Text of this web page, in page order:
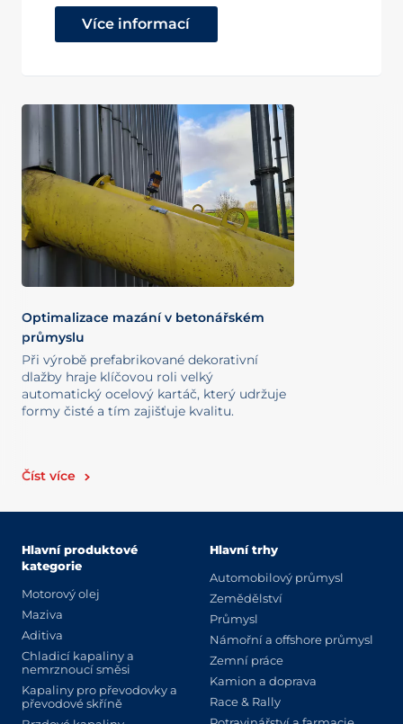
Více informací
Optimalizace mazání v betonářském
průmyslu
Při výrobě prefabrikované dekorativní
dlažby hraje klíčovou roli velký
automatický ocelový kartáč, který udržuje
formy čisté a tím zajišťuje kvalitu.
Číst více
Hlavní produktové
kategorie
Motorový olej
Maziva
Aditiva
Chladicí kapaliny a
nemrznoucí směsi
Kapaliny pro převodovky a
převodové skříně
Hlavní trhy
Automobilový průmysl
Zemědělství
Průmysl
Námořní a offshore průmysl
Zemní práce
Kamion a doprava
Race & Rally